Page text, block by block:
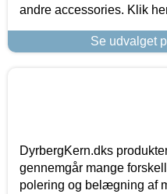
andre accessories. Klik
Se udvalget
DyrbergKern.dks
gennemgår mange
polering og belægning af